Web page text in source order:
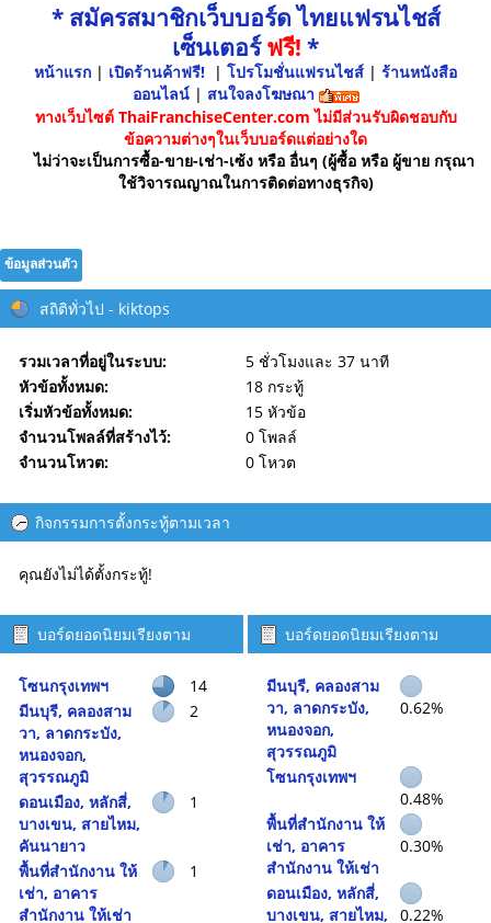
* สมัครสมาชิกเว็บบอร์ด ไทยแฟรนไชส์
เซ็นเตอร์ฟรี! *
หน้าแรก | เปิดร้านค้าฟรี! | โปรโมชั่นแฟรนไชส์ | ร้านหนังสือ
ออนไลน์ | สนใจลงโฆษณา
ทางเว็บไซต์ ThaiFranchiseCenter.com ไม่มีส่วนรับผิดชอบกับ
ข้อความต่างๆในเว็บบอร์ดแต่อย่างใด
ไม่ว่าจะเป็นการซื้อ-ขาย-เช่า-เซ้ง หรือ อื่นๆ (ผู้ซื้อ หรือ ผู้ขาย กรุณา
ใช้วิจารณญาณในการติดต่อทางธุรกิจ)
ข้อมูลส่วนตัว
สถิติทั่วไป - kiktops
รวมเวลาที่อยู่ในระบบ:
5 ชั่วโมงและ 37 นาที
หัวข้อทั้งหมด:
18 กระทู้
เริ่มหัวข้อทั้งหมด:
15 หัวข้อ
จำนวนโพลล์ที่สร้างไว้:
0 โพลล์
จำนวนโหวต:
0 โหวต
กิจกรรมการตั้งกระทู้ตามเวลา
คุณยังไม่ได้ตั้งกระทู้!
บอร์ดยอดนิยมเรียงตาม
จำนวนกระทู้
โซนกรุงเทพฯ
14
มีนบุรี, คลองสาม
วา, ลาดกระบัง,
หนองจอก,
สุวรรณภูมิ
2
ดอนเมือง, หลักสี่,
บางเขน, สายไหม,
คันนายาว
1
พื้นที่สำนักงาน ให้
เช่า, อาคาร
สำนักงาน ให้เช่า
1
บอร์ดยอดนิยมเรียงตาม
มีนบุรี, คลองสาม
วา, ลาดกระบัง,
หนองจอก,
สุวรรณภูมิ
0.62%
โซนกรุงเทพฯ
0.48%
พื้นที่สำนักงาน ให้
เช่า, อาคาร
สำนักงาน ให้เช่า
0.30%
ดอนเมือง, หลักสี่,
บางเขน, สายไหม,
0.22%